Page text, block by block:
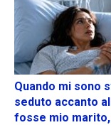
Quando mi sono
seduto accanto
fosse mio